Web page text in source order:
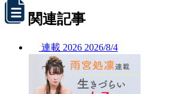
関連記事
連載 2026 2026/8/4